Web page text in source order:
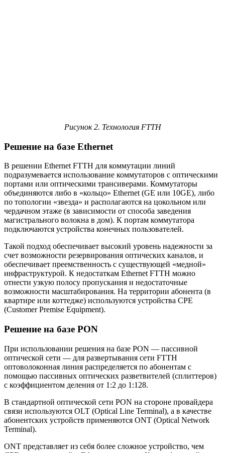
Рисунок 2. Технология FTTH
Решение на базе Ethernet
В решении Ethernet FTTH для коммутации линий
подразумевается использование коммутаторов с оптическими
портами или оптическими трансиверами. Коммутаторы
объединяются либо в «кольцо» Ethernet (GE или 10GE), либо
по топологии «звезда» и располагаются на цокольном или
чердачном этаже (в зависимости от способа заведения
магистрального волокна в дом). К портам коммутатора
подключаются устройства конечных пользователей.
Такой подход обеспечивает высокий уровень надежности за
счет возможности резервирования оптических каналов, и
обеспечивает преемственность с существующей «медной»
инфраструктурой. К недостаткам Ethernet FTTH можно
отнести узкую полосу пропускания и недостаточные
возможности масштабирования. На территории абонента (в
квартире или коттедже) используются устройства CPE
(Customer Premise Equipment).
Решение на базе PON
При использовании решения на базе PON — пассивной
оптической сети — для развертывания сети FTTH
оптоволоконная линия распределяется по абонентам с
помощью пассивных оптических разветвителей (сплиттеров)
с коэффициентом деления от 1:2 до 1:128.
В стандартной оптической сети PON на стороне провайдера
связи используются OLT (Optical Line Terminal), а в качестве
абонентских устройств применяются ONT (Optical Network
Terminal).
ONT представляет из себя более сложное устройство, чем